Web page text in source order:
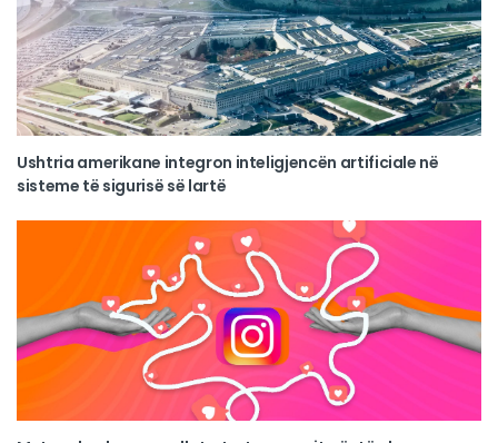
Ushtria amerikane integron inteligjencën artificiale në
sisteme të sigurisë së lartë